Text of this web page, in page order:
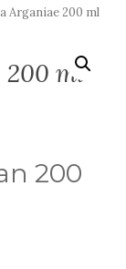
Arganiae 200 ml
200 ml
200